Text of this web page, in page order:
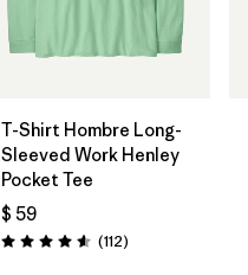
T-Shirt Hombre Long-
Sleeved Work Henley
Pocket Tee
$ 59
Valoración: 4.6 / 5
(112Comentarios
)